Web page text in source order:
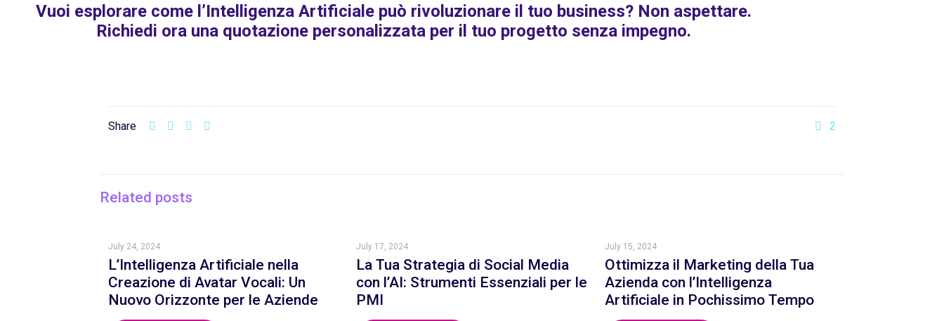
Vuoi esplorare come l’Intelligenza Artificiale può rivoluzionare il tuo business? Non aspettare.
Richiedi ora una quotazione personalizzata per il tuo progetto senza impegno.
Share 2
Related posts
July 24, 2024
L’Intelligenza Artificiale nella
Creazione di Avatar Vocali: Un
Nuovo Orizzonte per le Aziende
July 17, 2024
La Tua Strategia di Social Media
con l’AI: Strumenti Essenziali per le
PMI
July 15, 2024
Ottimizza il Marketing della Tua
Azienda con l’Intelligenza
Artificiale in Pochissimo Tempo